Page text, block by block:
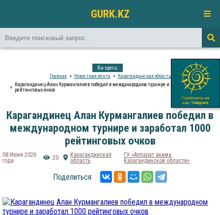
GURK.KZ
Вы здесь:
Главная
Новостная лента
Карагандинская область
Карагандинец Алан Курмангалиев победил в международном турнире и заработал 1000
рейтинговых очков
Карагандинец Алан Курмангалиев победил в
международном турнире и заработал 1000
рейтинговых очков
08 Июня 2026
года
20
Карагандинская
область
ГУ «Аппарат акима
Карагандинской области»
Поделиться: